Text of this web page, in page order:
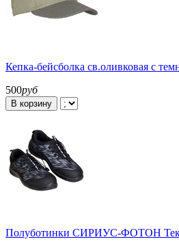
Кепка-бейсболка св.оливковая с
500руб
В корзину
Полуботинки СИРИУС-ФОТОН